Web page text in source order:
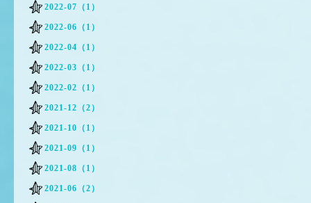
2022-07（1）
2022-06（1）
2022-04（1）
2022-03（1）
2022-02（1）
2021-12（2）
2021-10（1）
2021-09（1）
2021-08（1）
2021-06（2）